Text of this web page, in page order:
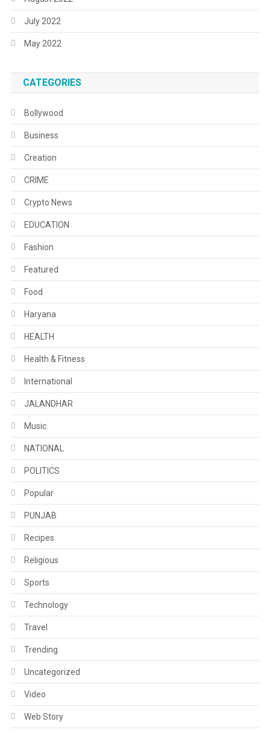
July 2022
May 2022
CATEGORIES
Bollywood
Business
Creation
CRIME
Crypto News
EDUCATION
Fashion
Featured
Food
Haryana
HEALTH
Health & Fitness
International
JALANDHAR
Music
NATIONAL
POLITICS
Popular
PUNJAB
Recipes
Religious
Sports
Technology
Travel
Trending
Uncategorized
Video
Web Story